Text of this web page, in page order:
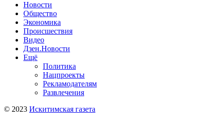
Новости
Общество
Экономика
Происшествия
Видео
Дзен.Новости
Ещё
Политика
Нацпроекты
Рекламодателям
Развлечения
© 2023 Искитимская газета